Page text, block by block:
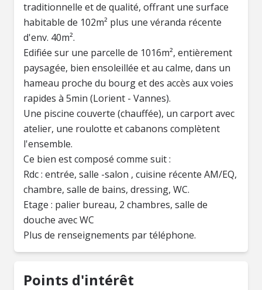
traditionnelle et de qualité, offrant une surface
habitable de 102m² plus une véranda récente
d'env. 40m².
Edifiée sur une parcelle de 1016m², entièrement
paysagée, bien ensoleillée et au calme, dans un
hameau proche du bourg et des accès aux voies
rapides à 5min (Lorient - Vannes).
Une piscine couverte (chauffée), un carport avec
atelier, une roulotte et cabanons complètent
l'ensemble.
Ce bien est composé comme suit :
Rdc : entrée, salle -salon , cuisine récente AM/EQ,
chambre, salle de bains, dressing, WC.
Etage : palier bureau, 2 chambres, salle de
douche avec WC
Plus de renseignements par téléphone.
Points d'intérêt